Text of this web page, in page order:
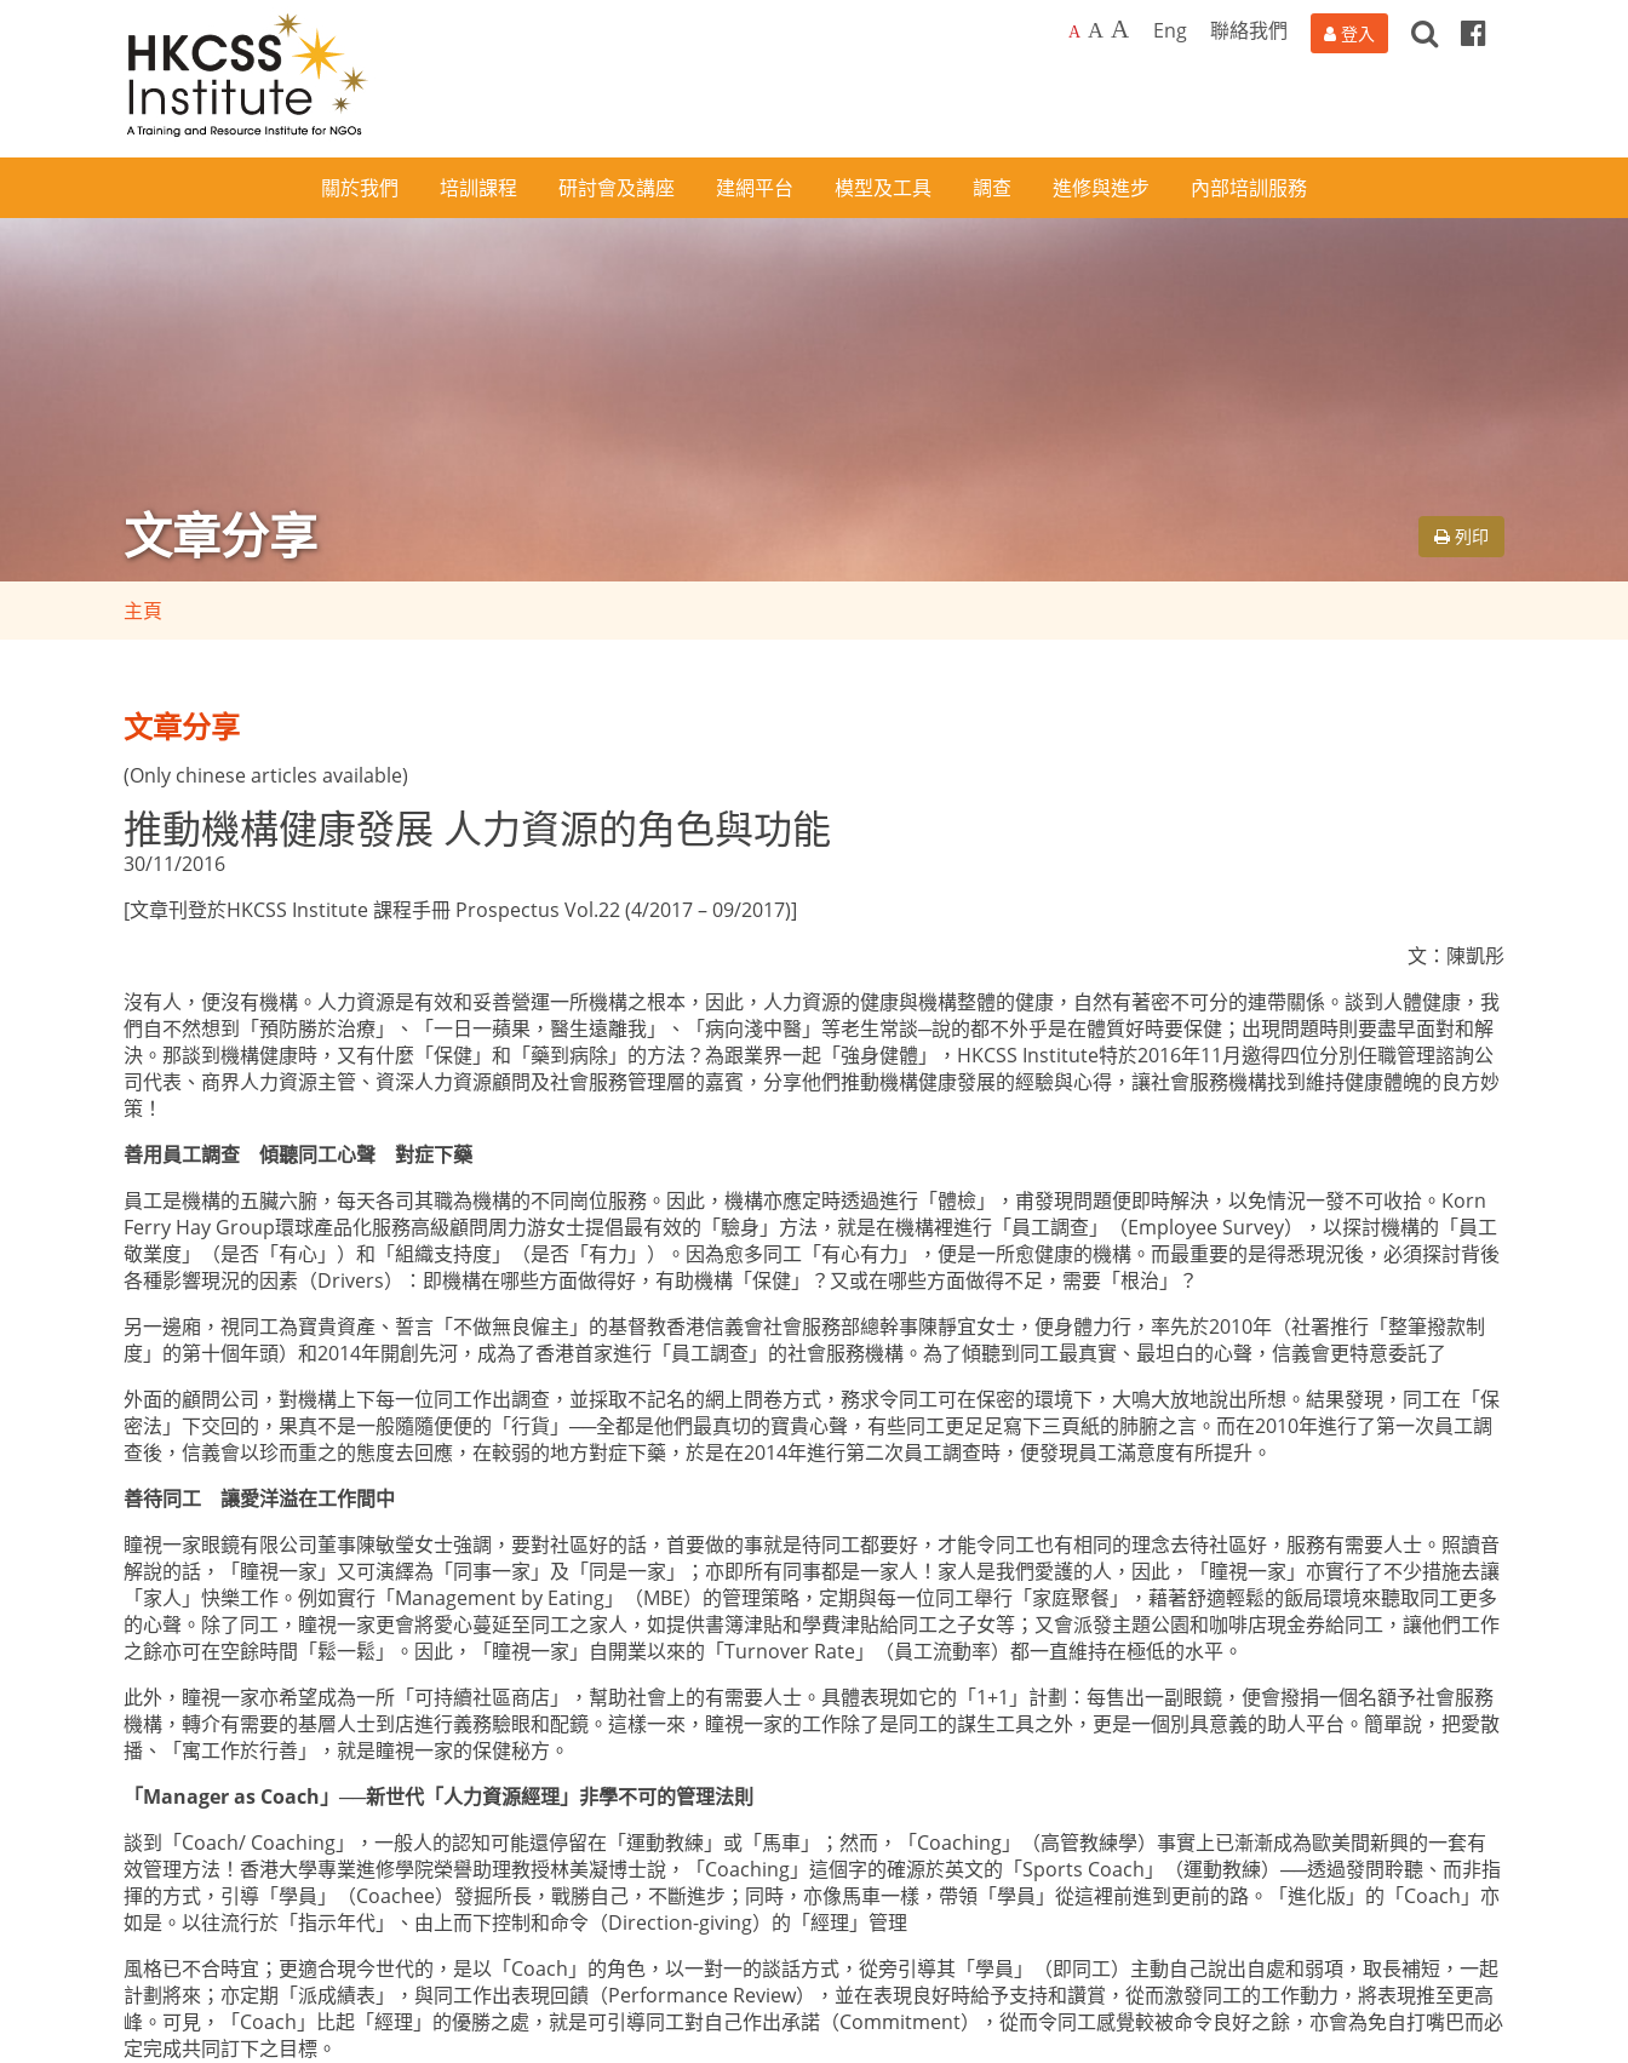
Institute
A A A Eng 聯絡我們 登入
搜 Facebook
關於我們 培訓課程 研討會及講座 建網平台 模型及工具 調查 進修與進步 內部培訓服務
文章分享 列印
主頁
文章分享
(Only chinese articles available)
推動機構健康發展 人力資源的角色與功能
30/11/2016
[文章刊登於HKCSS Institute 課程手冊 Prospectus Vol.22 (4/2017 – 09/2017)]
文：陳凱彤
沒有人，便沒有機構。人力資源是有效和妥善營運一所機構之根本，因此，人力資源的健康與機構整體的健康，自然有著密不可分的連帶關係。談到人體健康，我
們自不然想到「預防勝於治療」、「一日一蘋果，醫生遠離我」、「病向淺中醫」等老生常談─說的都不外乎是在體質好時要保健；出現問題時則要盡早面對和解
決。那談到機構健康時，又有什麼「保健」和「藥到病除」的方法？為跟業界一起「強身健體」，HKCSS Institute特於2016年11月邀得四位分別任職管理諮詢公
司代表、商界人力資源主管、資深人力資源顧問及社會服務管理層的嘉賓，分享他們推動機構健康發展的經驗與心得，讓社會服務機構找到維持健康體魄的良方妙
策！
善用員工調查 傾聽同工心聲 對症下藥
員工是機構的五臟六腑，每天各司其職為機構的不同崗位服務。因此，機構亦應定時透過進行「體檢」，甫發現問題便即時解決，以免情況一發不可收拾。Korn
Ferry Hay Group環球產品化服務高級顧問周力游女士提倡最有效的「驗身」方法，就是在機構裡進行「員工調查」（Employee Survey），以探討機構的「員工
敬業度」（是否「有心」）和「組織支持度」（是否「有力」）。因為愈多同工「有心有力」，便是一所愈健康的機構。而最重要的是得悉現況後，必須探討背後
各種影響現況的因素（Drivers）：即機構在哪些方面做得好，有助機構「保健」？又或在哪些方面做得不足，需要「根治」？
另一邊廂，視同工為寶貴資產、誓言「不做無良僱主」的基督教香港信義會社會服務部總幹事陳靜宜女士，便身體力行，率先於2010年（社署推行「整筆撥款制
度」的第十個年頭）和2014年開創先河，成為了香港首家進行「員工調查」的社會服務機構。為了傾聽到同工最真實、最坦白的心聲，信義會更特意委託了
外面的顧問公司，對機構上下每一位同工作出調查，並採取不記名的網上問卷方式，務求令同工可在保密的環境下，大鳴大放地說出所想。結果發現，同工在「保
密法」下交回的，果真不是一般隨隨便便的「行貨」──全都是他們最真切的寶貴心聲，有些同工更足足寫下三頁紙的肺腑之言。而在2010年進行了第一次員工調
查後，信義會以珍而重之的態度去回應，在較弱的地方對症下藥，於是在2014年進行第二次員工調查時，便發現員工滿意度有所提升。
善待同工 讓愛洋溢在工作間中
瞳視一家眼鏡有限公司董事陳敏瑩女士強調，要對社區好的話，首要做的事就是待同工都要好，才能令同工也有相同的理念去待社區好，服務有需要人士。照讀音
解說的話，「瞳視一家」又可演繹為「同事一家」及「同是一家」；亦即所有同事都是一家人！家人是我們愛護的人，因此，「瞳視一家」亦實行了不少措施去讓
「家人」快樂工作。例如實行「Management by Eating」（MBE）的管理策略，定期與每一位同工舉行「家庭聚餐」，藉著舒適輕鬆的飯局環境來聽取同工更多
的心聲。除了同工，瞳視一家更會將愛心蔓延至同工之家人，如提供書簿津貼和學費津貼給同工之子女等；又會派發主題公園和咖啡店現金券給同工，讓他們工作
之餘亦可在空餘時間「鬆一鬆」。因此，「瞳視一家」自開業以來的「Turnover Rate」（員工流動率）都一直維持在極低的水平。
此外，瞳視一家亦希望成為一所「可持續社區商店」，幫助社會上的有需要人士。具體表現如它的「1+1」計劃：每售出一副眼鏡，便會撥捐一個名額予社會服務
機構，轉介有需要的基層人士到店進行義務驗眼和配鏡。這樣一來，瞳視一家的工作除了是同工的謀生工具之外，更是一個別具意義的助人平台。簡單說，把愛散
播、「寓工作於行善」，就是瞳視一家的保健秘方。
「Manager as Coach」──新世代「人力資源經理」非學不可的管理法則
談到「Coach/ Coaching」，一般人的認知可能還停留在「運動教練」或「馬車」；然而，「Coaching」（高管教練學）事實上已漸漸成為歐美間新興的一套有
效管理方法！香港大學專業進修學院榮譽助理教授林美凝博士說，「Coaching」這個字的確源於英文的「Sports Coach」（運動教練）──透過發問聆聽、而非指
揮的方式，引導「學員」（Coachee）發掘所長，戰勝自己，不斷進步；同時，亦像馬車一樣，帶領「學員」從這裡前進到更前的路。「進化版」的「Coach」亦
如是。以往流行於「指示年代」、由上而下控制和命令（Direction-giving）的「經理」管理
風格已不合時宜；更適合現今世代的，是以「Coach」的角色，以一對一的談話方式，從旁引導其「學員」（即同工）主動自己說出自處和弱項，取長補短，一起
計劃將來；亦定期「派成績表」，與同工作出表現回饋（Performance Review），並在表現良好時給予支持和讚賞，從而激發同工的工作動力，將表現推至更高
峰。可見，「Coach」比起「經理」的優勝之處，就是可引導同工對自己作出承諾（Commitment），從而令同工感覺較被命令良好之餘，亦會為免自打嘴巴而必
定完成共同訂下之目標。